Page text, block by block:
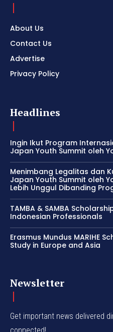
About Us
Contact Us
Advertise
Privacy Policy
Headlines
Ingin Ikut Program
Japan Youth Summit oleh
Menimbang Legalitas dan
Japan Youth Summit oleh
Lebih Unggul Dibanding
TAMBA & SAMBA
Indonesian Professionals
Erasmus Mundus MARIHE
Study in Europe and Asia
Newsletter
Get important news delivered
connected!